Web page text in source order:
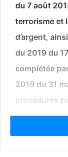
du 7 août
terrorisme et
d’argent,
du 2019 du
complétée
2019 du 31
procédures
des
relatives à la